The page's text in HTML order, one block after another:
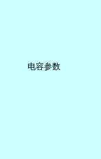
电容参数